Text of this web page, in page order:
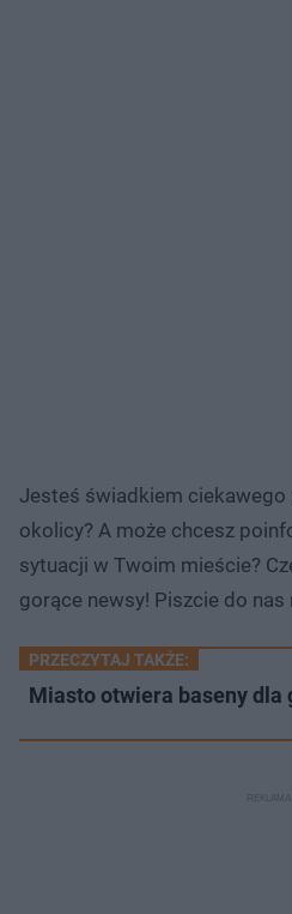
Jesteś świadkiem ciekawego
okolicy? A może chcesz
sytuacji w Twoim mieście?
gorące newsy! Piszcie do nas
PRZECZYTAJ TAKŻE:
Miasto otwiera baseny dla